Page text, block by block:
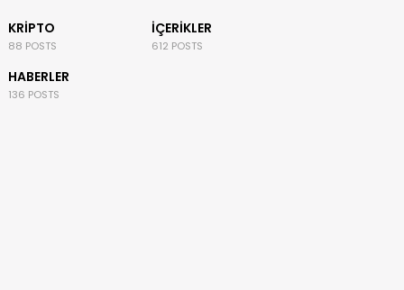
KRIPTO
88 POSTS
İÇERIKLER
612 POSTS
HABERLER
136 POSTS